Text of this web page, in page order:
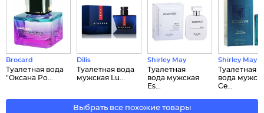
Brocard
Туалетная вода
"Оксана Ро...
Dilis
Туалетная вода
мужская Lu...
Shirley May
Туалетная
вода мужская
Es...
Shirley May
Туалетная
вода
Ce...
Выбрать все похожие товары